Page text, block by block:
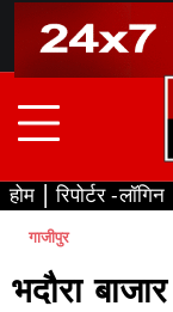
content
होम रिपोर्टर -लॉगिन
गाजीपुर
भदौरा